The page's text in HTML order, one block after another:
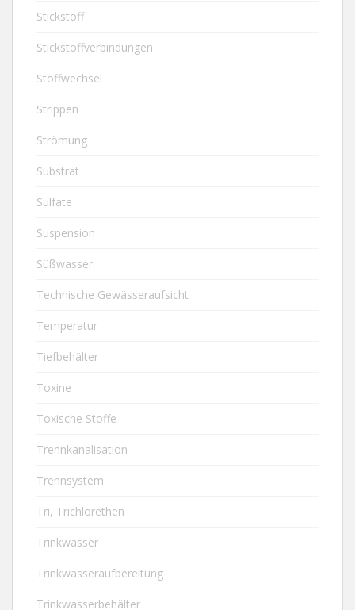
Stickstoff
Stickstoffverbindungen
Stoffwechsel
Strippen
Strömung
Substrat
Sulfate
Suspension
Süßwasser
Technische Gewässeraufsicht
Temperatur
Tiefbehälter
Toxine
Toxische Stoffe
Trennkanalisation
Trennsystem
Tri, Trichlorethen
Trinkwasser
Trinkwasseraufbereitung
Trinkwasserbehälter